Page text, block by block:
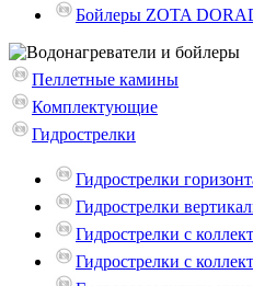
Бойлеры ZOTA
Пеллетные камины
Комплектующие
Гидрострелки
Гидрострелки
Гидрострелки
Гидрострелки с
Гидрострелки с